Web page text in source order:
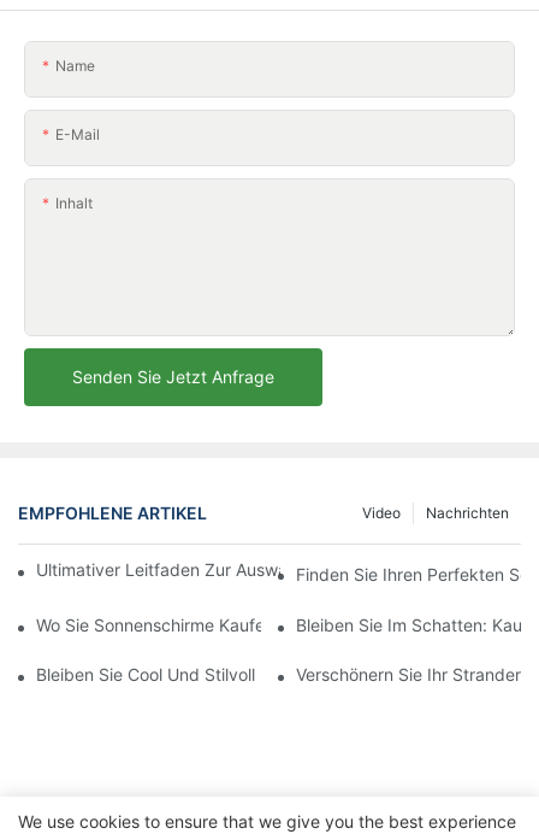
Name
E-Mail
Inhalt
Senden Sie Jetzt Anfrage
EMPFOHLENE ARTIKEL Nachrichten
Video
Ultimativer Leitfaden Zur Auswahl Des Perfekten
Finden Sie Ihren Perfekten
Wo Sie Sonnenschirme Kaufen Können: Die Besten Geschäfte
Bleiben Sie Im Schatten:
Bleiben Sie Cool Und Stilvoll Mit Den Besten Strandschirmen:
Verschönern Sie Ihr
We use cookies to ensure that we give you the best experience